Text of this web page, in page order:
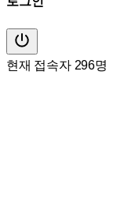
현재 접속자 296명